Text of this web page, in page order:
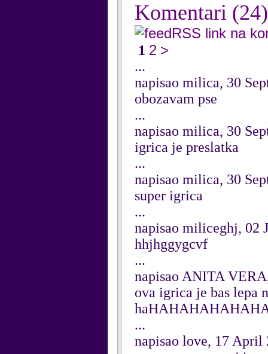
Komentari (24)
RSS link na
1 2 >
...
napisao milica, 30
obozavam pse
...
napisao milica, 30
igrica je preslatka
...
napisao milica, 30
super igrica
...
napisao miliceghj, 02
hhjhggygcvf
...
napisao ANITA
ova igrica je bas lepa
...
napisao love, 17 April